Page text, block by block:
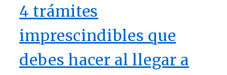
4 trámites
imprescindibles que
debes hacer al llegar a